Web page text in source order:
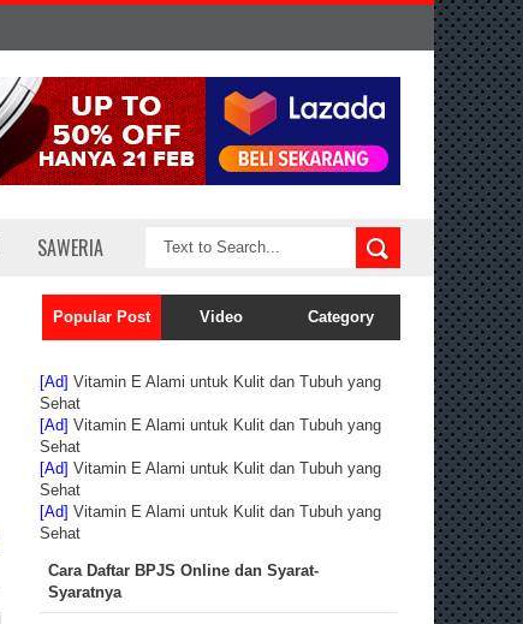
SAWERIA
Popular Post Video Category
[Ad] Vitamin E Alami untuk Kulit dan Tubuh yang
Sehat
[Ad] Vitamin E Alami untuk Kulit dan Tubuh yang
Sehat
[Ad] Vitamin E Alami untuk Kulit dan Tubuh yang
Sehat
[Ad] Vitamin E Alami untuk Kulit dan Tubuh yang
Sehat
Cara Daftar BPJS Online dan Syarat-
Syaratnya